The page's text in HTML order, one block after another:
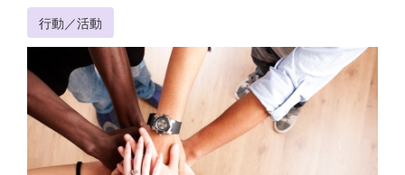
行動／活動